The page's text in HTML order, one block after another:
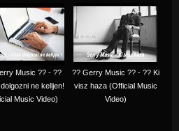
Music ?? - ??
ne kelljen!
Music Video)
?? Gerry Music ?? - ?? Ki
visz haza (Official Music
Video)